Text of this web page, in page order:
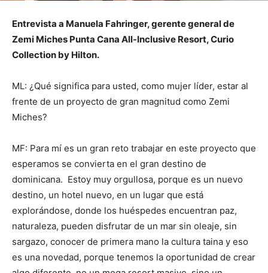
Entrevista a Manuela Fahringer, gerente general de
Zemi Miches Punta Cana All-Inclusive Resort, Curio
Collection by Hilton.
ML: ¿Qué significa para usted, como mujer líder, estar al
frente de un proyecto de gran magnitud como Zemi
Miches?
MF: Para mí es un gran reto trabajar en este proyecto que
esperamos se convierta en el gran destino de
dominicana. Estoy muy orgullosa, porque es un nuevo
destino, un hotel nuevo, en un lugar que está
explorándose, donde los huéspedes encuentran paz,
naturaleza, pueden disfrutar de un mar sin oleaje, sin
sargazo, conocer de primera mano la cultura taina y eso
es una novedad, porque tenemos la oportunidad de crear